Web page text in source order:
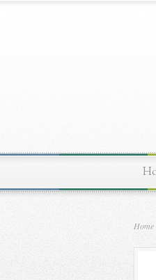
Home